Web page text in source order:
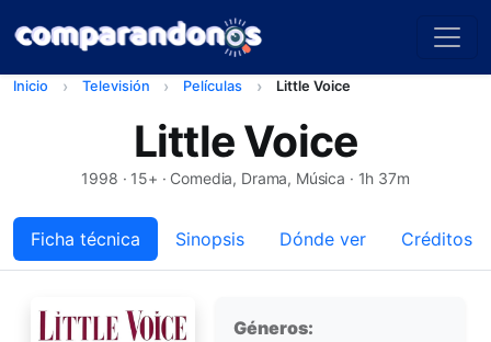
Inicio Televisión Películas Little Voice
Little Voice
1998 · 15+ · Comedia, Drama, Música · 1h 37m
Ficha técnica Sinopsis Dónde ver Créditos
Ficha técnica
Géneros: